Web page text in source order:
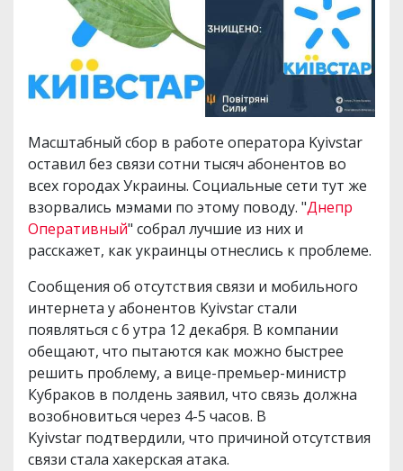
Масштабный сбор в работе оператора Kyivstar
оставил без связи сотни тысяч абонентов во
всех городах Украины. Социальные сети тут же
взорвались мэмами по этому поводу. "Днепр
Оперативный" собрал лучшие из них и
расскажет, как украинцы отнеслись к проблеме.
Сообщения об отсутствия связи и мобильного
интернета у абонентов Kyivstar стали
появляться с 6 утра 12 декабря. В компании
обещают, что пытаются как можно быстрее
решить проблему, а вице-премьер-министр
Кубраков в полдень заявил, что связь должна
возобновиться через 4-5 часов. В
Kyivstar подтвердили, что причиной отсутствия
связи стала хакерская атака.